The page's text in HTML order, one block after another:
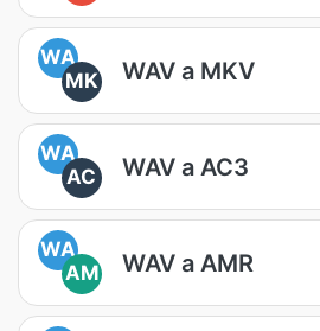
WA
MK
WAV a MKV
WA
AC
WAV a AC3
WA
AM
WAV a AMR